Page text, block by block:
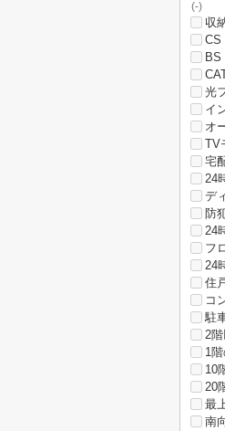
(-)
収
CS
BS
光
イ
オ
TV
宅
24
デ
防
24
フ
24
住
コ
駐
2
1
10
20
最
南